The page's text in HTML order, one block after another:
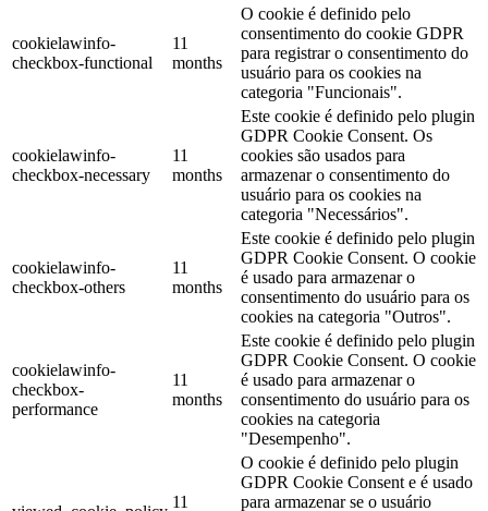
cookielawinfo-
checkbox-functional
11
months
O cookie é definido pelo
consentimento do cookie GDPR
para registrar o consentimento do
usuário para os cookies na
categoria "Funcionais".
cookielawinfo-
checkbox-necessary
11
months
Este cookie é definido pelo plugin
GDPR Cookie Consent. Os
cookies são usados ​​para
armazenar o consentimento do
usuário para os cookies na
categoria "Necessários".
cookielawinfo-
checkbox-others
11
months
Este cookie é definido pelo plugin
GDPR Cookie Consent. O cookie
é usado para armazenar o
consentimento do usuário para os
cookies na categoria "Outros".
cookielawinfo-
checkbox-
performance
11
months
Este cookie é definido pelo plugin
GDPR Cookie Consent. O cookie
é usado para armazenar o
consentimento do usuário para os
cookies na categoria
"Desempenho".
11
O cookie é definido pelo plugin
GDPR Cookie Consent e é usado
para armazenar se o usuário